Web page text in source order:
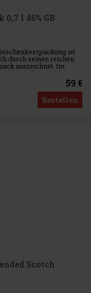
l 46% GB
ist
durch seinen reichen
auszeichnet. Im
1897 der Whisky To
59 €
Bestellen
Scotch